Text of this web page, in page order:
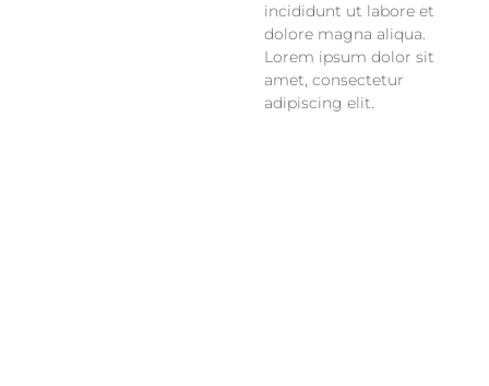
incididunt ut labore et
dolore magna aliqua.
Lorem ipsum dolor sit
amet, consectetur
adipiscing elit.